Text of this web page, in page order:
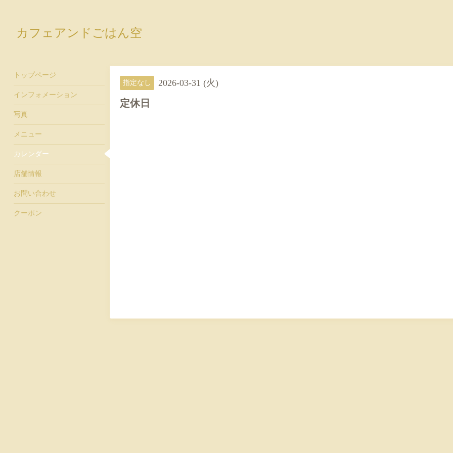
カフェアンドごはん空
指定なし 2026-03-31 (火)
定休日
トップページ
インフォメーション
写真
メニュー
カレンダー
店舗情報
お問い合わせ
クーポン